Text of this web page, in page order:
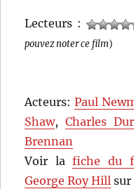
Lecteurs :
pouvez noter ce film)
Acteurs:Paul
Shaw,Charles
Brennan
Voir lafiche du
George Roy Hill sur